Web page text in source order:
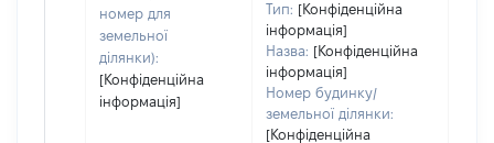
номер для
земельної
ділянки):
[Конфіденційна
інформація]
Тип: [Конфіденційна
інформація]
Назва: [Конфіденційна
інформація]
Номер будинку/
земельної ділянки:
[Конфіденційна